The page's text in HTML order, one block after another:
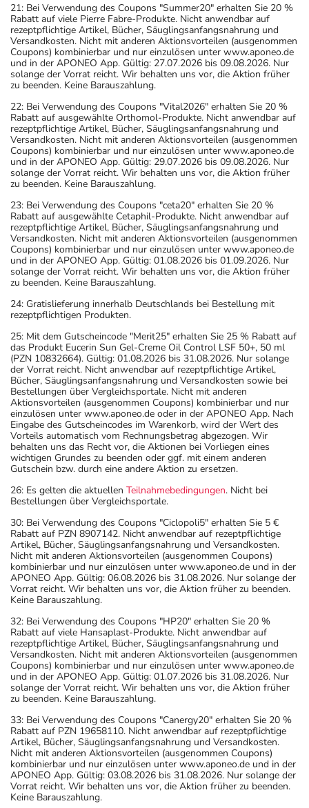
21: Bei Verwendung des Coupons "Summer20" erhalten Sie 20 %
Rabatt auf viele Pierre Fabre-Produkte. Nicht anwendbar auf
rezeptpflichtige Artikel, Bücher, Säuglingsanfangsnahrung und
Versandkosten. Nicht mit anderen Aktionsvorteilen (ausgenommen
Coupons) kombinierbar und nur einzulösen unter www.aponeo.de
und in der APONEO App. Gültig: 27.07.2026 bis 09.08.2026. Nur
solange der Vorrat reicht. Wir behalten uns vor, die Aktion früher
zu beenden. Keine Barauszahlung.
22: Bei Verwendung des Coupons "Vital2026" erhalten Sie 20 %
Rabatt auf ausgewählte Orthomol-Produkte. Nicht anwendbar auf
rezeptpflichtige Artikel, Bücher, Säuglingsanfangsnahrung und
Versandkosten. Nicht mit anderen Aktionsvorteilen (ausgenommen
Coupons) kombinierbar und nur einzulösen unter www.aponeo.de
und in der APONEO App. Gültig: 29.07.2026 bis 09.08.2026. Nur
solange der Vorrat reicht. Wir behalten uns vor, die Aktion früher
zu beenden. Keine Barauszahlung.
23: Bei Verwendung des Coupons "ceta20" erhalten Sie 20 %
Rabatt auf ausgewählte Cetaphil-Produkte. Nicht anwendbar auf
rezeptpflichtige Artikel, Bücher, Säuglingsanfangsnahrung und
Versandkosten. Nicht mit anderen Aktionsvorteilen (ausgenommen
Coupons) kombinierbar und nur einzulösen unter www.aponeo.de
und in der APONEO App. Gültig: 01.08.2026 bis 01.09.2026. Nur
solange der Vorrat reicht. Wir behalten uns vor, die Aktion früher
zu beenden. Keine Barauszahlung.
24: Gratislieferung innerhalb Deutschlands bei Bestellung mit
rezeptpflichtigen Produkten.
25: Mit dem Gutscheincode "Merit25" erhalten Sie 25 % Rabatt auf
das Produkt Eucerin Sun Gel-Creme Oil Control LSF 50+, 50 ml
(PZN 10832664). Gültig: 01.08.2026 bis 31.08.2026. Nur solange
der Vorrat reicht. Nicht anwendbar auf rezeptpflichtige Artikel,
Bücher, Säuglingsanfangsnahrung und Versandkosten sowie bei
Bestellungen über Vergleichsportale. Nicht mit anderen
Aktionsvorteilen (ausgenommen Coupons) kombinierbar und nur
einzulösen unter www.aponeo.de oder in der APONEO App. Nach
Eingabe des Gutscheincodes im Warenkorb, wird der Wert des
Vorteils automatisch vom Rechnungsbetrag abgezogen. Wir
behalten uns das Recht vor, die Aktionen bei Vorliegen eines
wichtigen Grundes zu beenden oder ggf. mit einem anderen
Gutschein bzw. durch eine andere Aktion zu ersetzen.
26: Es gelten die aktuellen Teilnahmebedingungen. Nicht bei
Bestellungen über Vergleichsportale.
30: Bei Verwendung des Coupons "Ciclopoli5" erhalten Sie 5 €
Rabatt auf PZN 8907142. Nicht anwendbar auf rezeptpflichtige
Artikel, Bücher, Säuglingsanfangsnahrung und Versandkosten.
Nicht mit anderen Aktionsvorteilen (ausgenommen Coupons)
kombinierbar und nur einzulösen unter www.aponeo.de und in der
APONEO App. Gültig: 06.08.2026 bis 31.08.2026. Nur solange der
Vorrat reicht. Wir behalten uns vor, die Aktion früher zu beenden.
Keine Barauszahlung.
32: Bei Verwendung des Coupons "HP20" erhalten Sie 20 %
Rabatt auf viele Hansaplast-Produkte. Nicht anwendbar auf
rezeptpflichtige Artikel, Bücher, Säuglingsanfangsnahrung und
Versandkosten. Nicht mit anderen Aktionsvorteilen (ausgenommen
Coupons) kombinierbar und nur einzulösen unter www.aponeo.de
und in der APONEO App. Gültig: 01.07.2026 bis 31.08.2026. Nur
solange der Vorrat reicht. Wir behalten uns vor, die Aktion früher
zu beenden. Keine Barauszahlung.
33: Bei Verwendung des Coupons "Canergy20" erhalten Sie 20 %
Rabatt auf PZN 19658110. Nicht anwendbar auf rezeptpflichtige
Artikel, Bücher, Säuglingsanfangsnahrung und Versandkosten.
Nicht mit anderen Aktionsvorteilen (ausgenommen Coupons)
kombinierbar und nur einzulösen unter www.aponeo.de und in der
APONEO App. Gültig: 03.08.2026 bis 31.08.2026. Nur solange der
Vorrat reicht. Wir behalten uns vor, die Aktion früher zu beenden.
Keine Barauszahlung.